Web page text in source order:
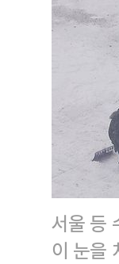
서울 등
이 눈을